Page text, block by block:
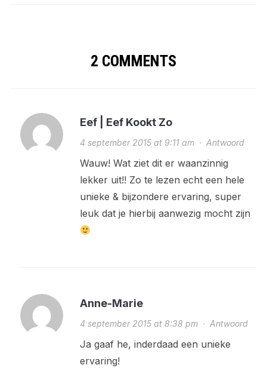
2 COMMENTS
Eef | Eef Kookt Zo
4 september 2015 at 9:11 am· Antwoord
Wauw! Wat ziet dit er waanzinnig
lekker uit!! Zo te lezen echt een hele
unieke & bijzondere ervaring, super
leuk dat je hierbij aanwezig mocht zijn
Anne-Marie
4 september 2015 at 8:38 pm· Antwoord
Ja gaaf he, inderdaad een unieke
ervaring!